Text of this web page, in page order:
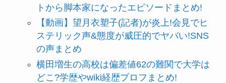
トから脚本家になったエピソードまとめ!
【動画】望月衣塑子(記者)が炎上!会見でヒ
ステリック声&態度が威圧的でヤバい!SNS
の声まとめ
横田増生の高校は偏差値62の難関で大学は
どこ?学歴やwiki経歴プロフまとめ!